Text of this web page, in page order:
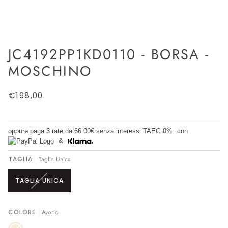
JC4192PP1KD0110 - BORSA -
MOSCHINO
€198,00
oppure paga 3 rate da 66.00€ senza interessi TAEG 0%
con
&
TAGLIA Taglia Unica
TAGLIA UNICA
VARIANTE
NON
DISPONIBILE
COLORE Avorio
Avorio
Variante